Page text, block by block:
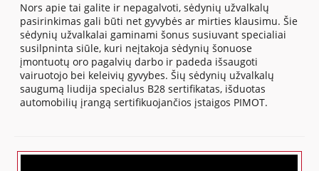
Nors apie tai galite ir nepagalvoti, sėdynių užvalkalų
pasirinkimas gali būti net gyvybės ar mirties klausimu. Šie
sėdynių užvalkalai gaminami šonus susiuvant specialiai
susilpninta siūle, kuri neįtakoja sėdynių šonuose
įmontuotų oro pagalvių darbo ir padeda išsaugoti
vairuotojo bei keleivių gyvybes. Šių sėdynių užvalkalų
saugumą liudija specialus B28 sertifikatas, išduotas
automobilių įrangą sertifikuojančios įstaigos PIMOT.